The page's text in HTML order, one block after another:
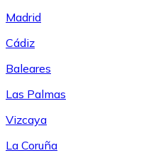
Madrid
Cádiz
Baleares
Las Palmas
Vizcaya
La Coruña